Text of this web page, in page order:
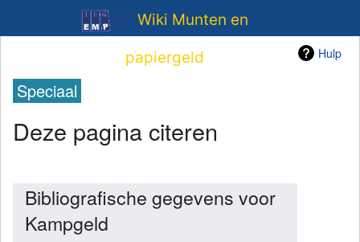
Wiki Munten en
papiergeld Hulp
Speciaal
Deze pagina citeren
Bibliografische gegevens voor
Kampgeld